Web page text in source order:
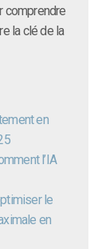
comprendre
la clé de la
en
l’IA
le
en